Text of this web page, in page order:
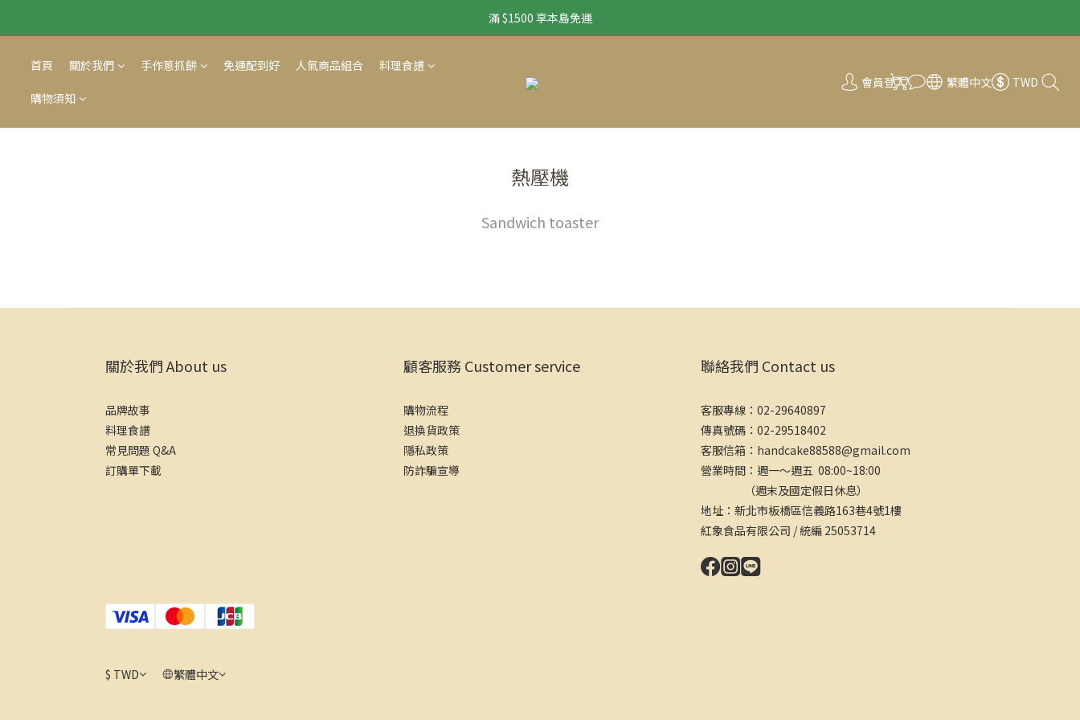
滿 $1500 享本島免運
滿 $1500 享本島免運
滿 $1500 享本島免運
首頁 關於我們 手作蔥抓餅 免運配到好 人氣商品組合 料理食譜
購物須知
會員登入 繁體中文 TWD
熱壓機
Sandwich toaster
關於我們 About us
品牌故事
料理食譜
常見問題 Q&A
訂購單下載
顧客服務 Customer service
購物流程
退換貨政策
隱私政策
防詐騙宣導
聯絡我們 Contact us
客服專線：02-29640897
傳真號碼：02-29518402
客服信箱：handcake88588@gmail.com
營業時間：週一～週五 08:00~18:00
（週末及國定假日休息）
地址：新北市板橋區信義路163巷4號1樓
紅象食品有限公司 / 統編 25053714
$ TWD 繁體中文